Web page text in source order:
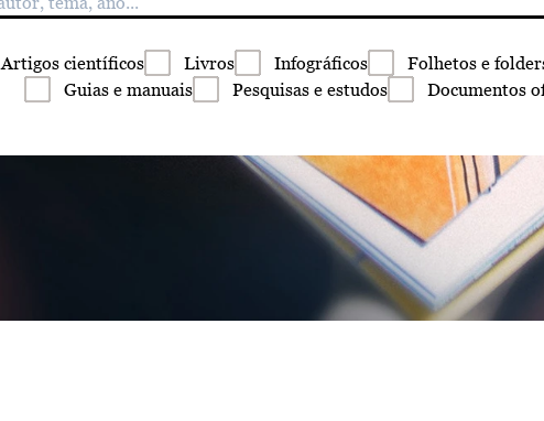
Artigos científicos Livros Infográficos Folhetos e
Guias e manuais Pesquisas e estudos Documentos